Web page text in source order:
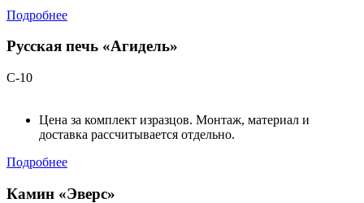
Подробнее
Русская печь «Агидель»
С-10
Цена за комплект изразцов. Монтаж, материал и
доставка рассчитывается отдельно.
Подробнее
Камин «Эверс»